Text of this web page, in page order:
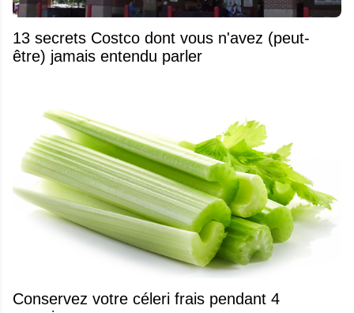
13 secrets Costco dont vous n'avez (peut-
être) jamais entendu parler
Conservez votre céleri frais pendant 4